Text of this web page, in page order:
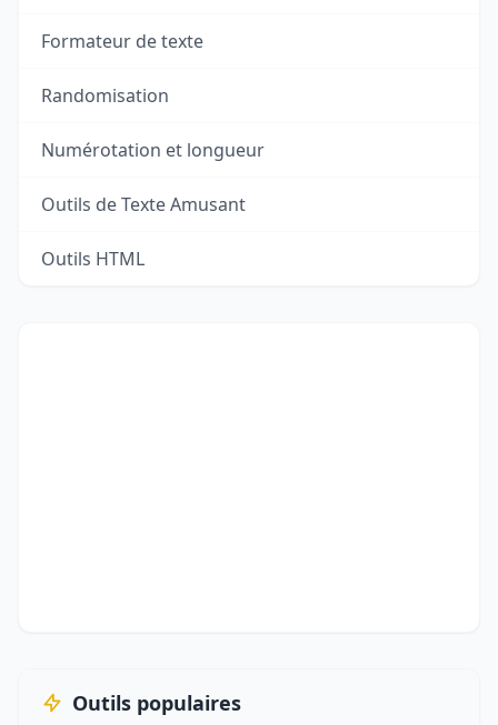
Formateur de texte
Randomisation
Numérotation et longueur
Outils de Texte Amusant
Outils HTML
Outils populaires